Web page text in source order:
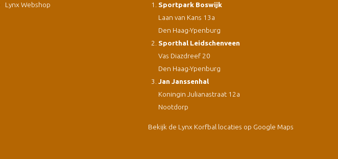
Lynx Webshop
Sportpark Boswijk
Laan van Kans 13a
Den Haag-Ypenburg
Sporthal Leidschenveen
Vas Diazdreef 20
Den Haag-Ypenburg
Jan Janssenhal
Koningin Julianastraat 12a
Nootdorp
Bekijk de Lynx Korfbal locaties op Google Maps